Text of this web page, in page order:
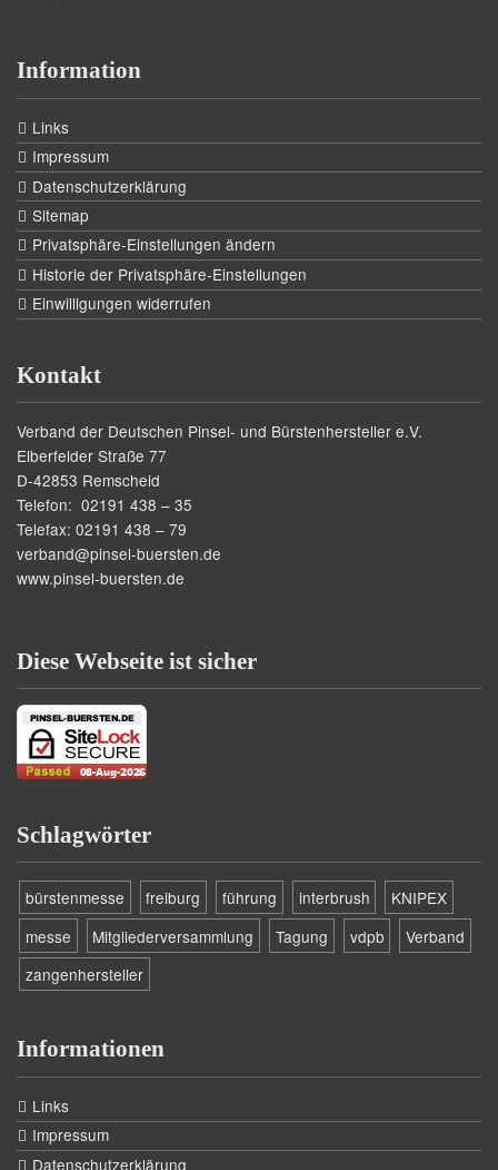
Information
Links
Impressum
Datenschutzerklärung
Sitemap
Privatsphäre-Einstellungen ändern
Historie der Privatsphäre-Einstellungen
Einwilligungen widerrufen
Kontakt
Verband der Deutschen Pinsel- und Bürstenhersteller e.V.
Elberfelder Straße 77
D-42853 Remscheid
Telefon: 02191 438 – 35
Telefax: 02191 438 – 79
verband@pinsel-buersten.de
www.pinsel-buersten.de
Diese Webseite ist sicher
Schlagwörter
bürstenmesse freiburg führung interbrush
KNIPEX
messe
Mitgliederversammlung Tagung vdpb
Verband
zangenhersteller
Informationen
Links
Impressum
Datenschutzerklärung